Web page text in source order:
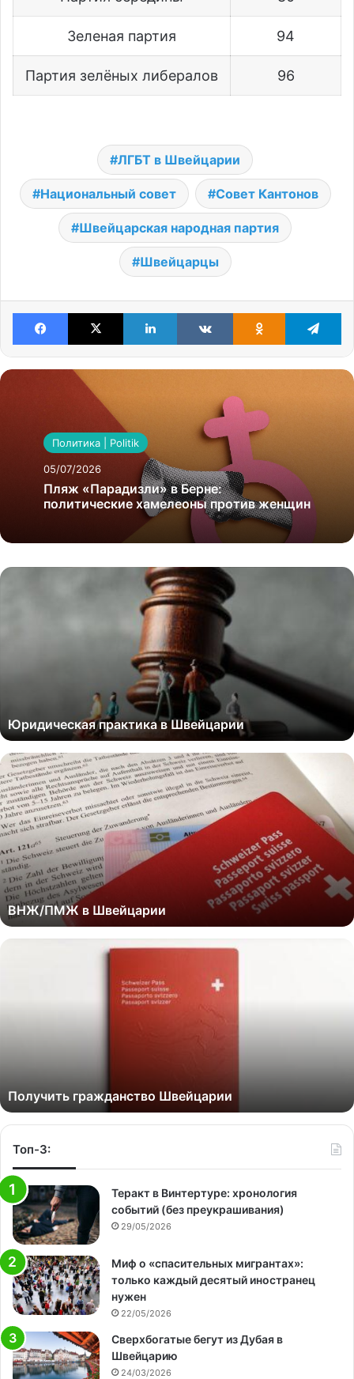
Зеленая партия 94
Партия зелёных либералов 96
ЛГБТ в Швейцарии
Национальный совет Совет Кантонов
Швейцарская народная партия
Швейцарцы
Facebook X LinkedIn VKontakteOdnoklassniki
Политика | Politik
05/07/2026
Пляж «Парадизли» в Берне:
политические хамелеоны против женщин
Юридическая практика в Швейцарии
ВНЖ/ПМЖ в Швейцарии
Получить гражданство Швейцарии
Топ-3:
Теракт в Винтертуре: хронология
событий (без преукрашивания)
29/05/2026
Миф о «спасительных мигрантах»:
только каждый десятый иностранец
нужен
22/05/2026
Сверхбогатые бегут из Дубая в
Швейцарию
24/03/2026